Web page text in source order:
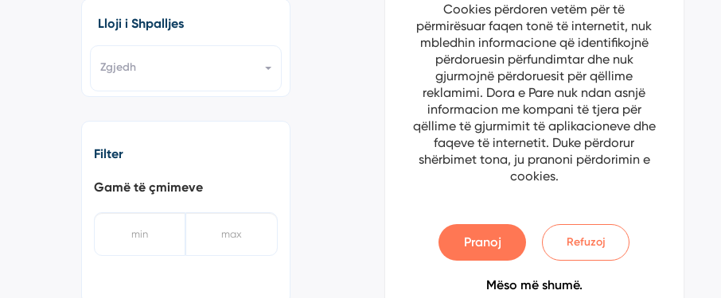
Lloji i Shpalljes
Zgjedh
Filter
Gamë të çmimeve
Cookies përdoren vetëm për të
përmirësuar faqen tonë të internetit, nuk
mbledhin informacione që identifikojnë
përdoruesin përfundimtar dhe nuk
gjurmojnë përdoruesit për qëllime
reklamimi. Dora e Pare nuk ndan asnjë
informacion me kompani të tjera për
qëllime të gjurmimit të aplikacioneve dhe
faqeve të internetit. Duke përdorur
shërbimet tona, ju pranoni përdorimin e
cookies.
Pranoj Refuzoj
Mëso më shumë.